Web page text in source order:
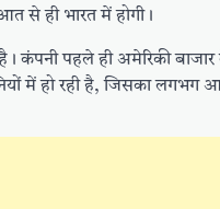
से ही भारत में होगी।
कंपनी पहले ही अमेरिकी
में हो रही है, जिसका लगभग